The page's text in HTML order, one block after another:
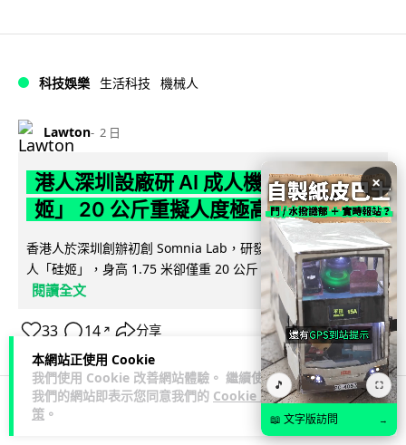
本網站正使用 Cookie
我們使用 Cookie 改善網站體驗。 繼續使用
我們的網站即表示您同意我們的 Cookie 政
策 。
科技娛樂 生活科技 機械人
Lawton 2 日
港人深圳設廠研 AI 成人機械人 「硅
姬」 20 公斤重擬人度極高
香港人於深圳創辦初創 Somnia Lab，研發出首款 AI 性愛機械
人「硅姬」，身高 1.75 米卻僅重 20 公斤，內置 165 種親密...
閱讀全文
33 14 ↗ 分享
人工智能
×
🎵 ⛶
📖 文字版訪問 →